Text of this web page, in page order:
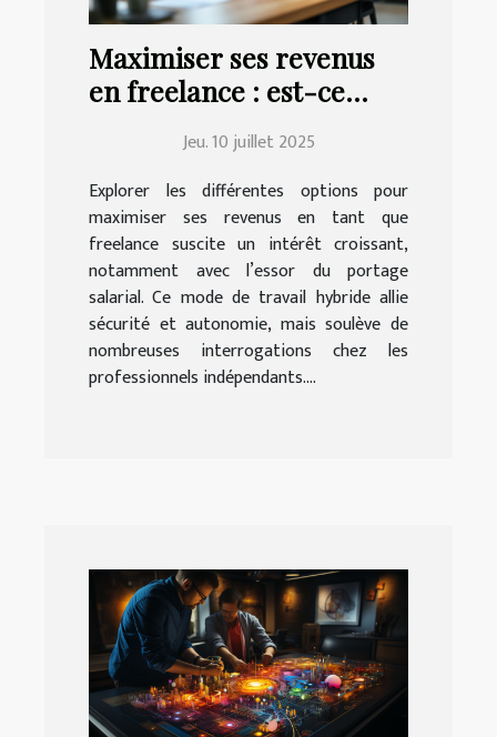
Maximiser ses revenus
en freelance : est-ce
salarial ?Jeu. 10 juillet 2025
Explorer les différentes options pour
maximiser ses revenus en tant que
freelance suscite un intérêt croissant,
notamment avec l’essor du portage
salarial. Ce mode de travail hybride allie
sécurité et autonomie, mais soulève de
nombreuses interrogations chez les
professionnels indépendants....